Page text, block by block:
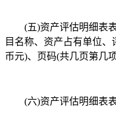
(五)资产评估明细表表
目名称、资产占有单位
币元)、页码(共几页第几项
(六)资产评估明细表表